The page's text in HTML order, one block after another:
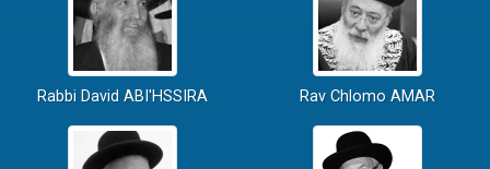
Rabbi David ABI'HSSIRA Rav Chlomo AMAR